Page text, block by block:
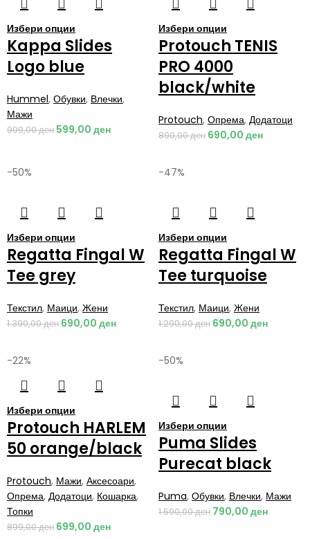
Избери опции
Kappa Slides
Logo blue
Hummel, Обувки, Влечки,
Мажи
999,00ден 599,00 ден
Избери опции
Protouch TENIS
PRO 4000
black/white
Protouch, Опрема, Додатоци
890,00ден 690,00 ден
-50%
Избери опции
Regatta Fingal W
Tee grey
Текстил, Маици, Жени
1.390,00ден 690,00 ден
-47%
Избери опции
Regatta Fingal W
Tee turquoise
Текстил, Маици, Жени
1.290,00ден 690,00 ден
-22%
Избери опции
Protouch HARLEM
50 orange/black
Protouch, Мажи, Аксесоари,
Опрема, Додатоци, Кошарка,
Топки
899,00ден 699,00 ден
-50%
Избери опции
Puma Slides
Purecat black
Puma, Обувки, Влечки, Мажи
1.590,00ден 790,00 ден